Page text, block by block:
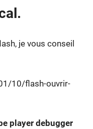
je vous conseil
10/flash-ouvrir-
player debugger